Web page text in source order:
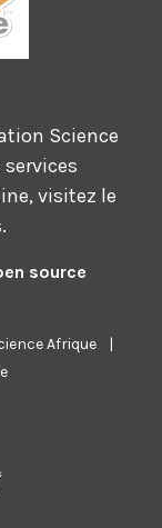
Science
visitez le
.
source
Afrique
|
Association